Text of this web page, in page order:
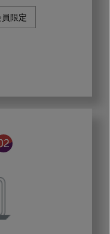
限定